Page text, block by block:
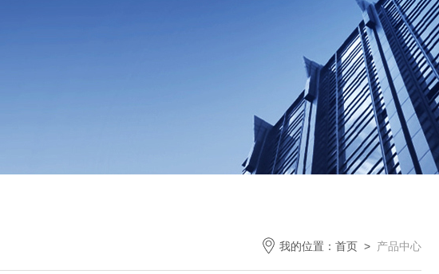
我的位置： 首页 > 产品中心